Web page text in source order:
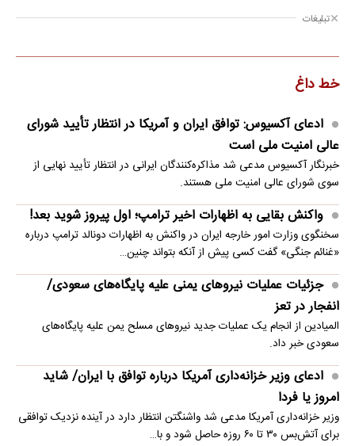
تبلیغات
خط داغ
ادعای آکسیوس: توافق ایران و آمریکا در انتظار تأیید شورای
عالی امنیت ملی است
خبرنگار آکسیوس مدعی شد مذاکره‌کنندگان ایرانی در انتظار تأیید نهایی از
سوی شورای عالی امنیت ملی هستند.
واکنش بقایی به اظهارات اخیر ترامپ؛ اول پیروز شوید بعد!
سخنگوی وزارت امور خارجه ایران در واکنش به اظهارات دونالد ترامپ درباره
«غنائم جنگی» گفت کسی پیش از آنکه بتواند چنین…
جزئیات عملیات نیروهای یمنی علیه پایگاه‌های سعودی/
انفجار در تعز
المیادین از انجام یک عملیات جدید نیروهای مسلح یمن علیه پایگاه‌های
سعودی خبر داد.
ادعای وزیر خزانه‌داری آمریکا درباره توافق با ایران/ شاید
امروز یا فردا
وزیر خزانه‌داری آمریکا مدعی شد واشنگتن انتظار دارد در آینده نزدیک توافقی
برای آتش‌بس ۳۰ تا ۶۰ روزه حاصل شود و با…